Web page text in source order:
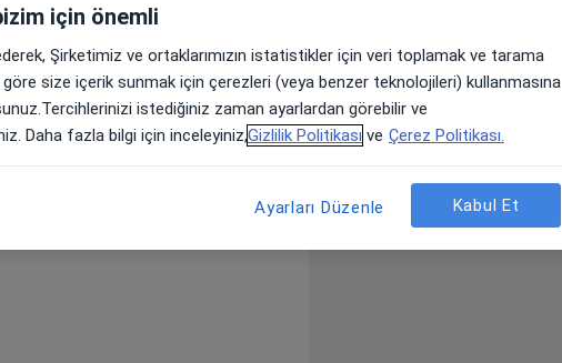
Hastalıkları
Fıtık
için önemli
Şirketimiz ve ortaklarımızın istatistikler için veri toplamak ve tarama
göre size içerik sunmak için çerezleri (veya benzer teknolojileri) kullanmasına
istediğiniz zaman ayarlardan görebilir ve
Daha fazla bilgi için inceleyiniz,Gizlilik Politikası ve Çerez Politikası.
Ayarları Düzenle Kabul Et